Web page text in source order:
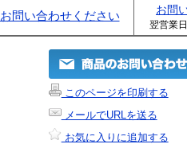
お問い合わせください お問
翌営業
このページを印刷する
メールでURLを送る
お気に入りに追加する